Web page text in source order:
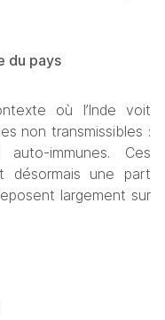
du pays
où l’Inde voit
non transmissibles :
immunes. Ces
désormais une part
largement sur